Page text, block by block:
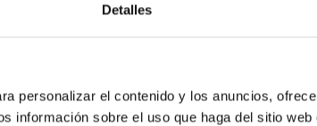
Detalles
personalizar el contenido y los anuncios,
información sobre el uso que haga del sitio